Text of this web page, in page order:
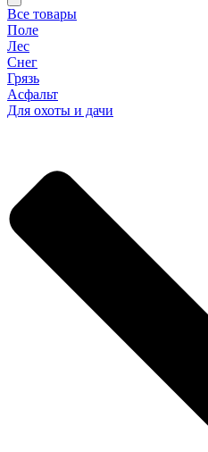
Все товары
Поле
Лес
Снег
Грязь
Асфальт
Для охоты и дачи